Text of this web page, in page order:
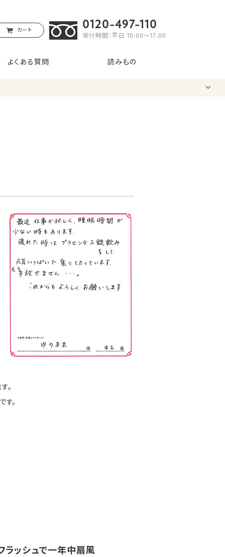
カート 0120-497-110
受付時間：平日 10:00〜17:00
よくある質問 読みもの
。
。
ラッシュで一年中扇風